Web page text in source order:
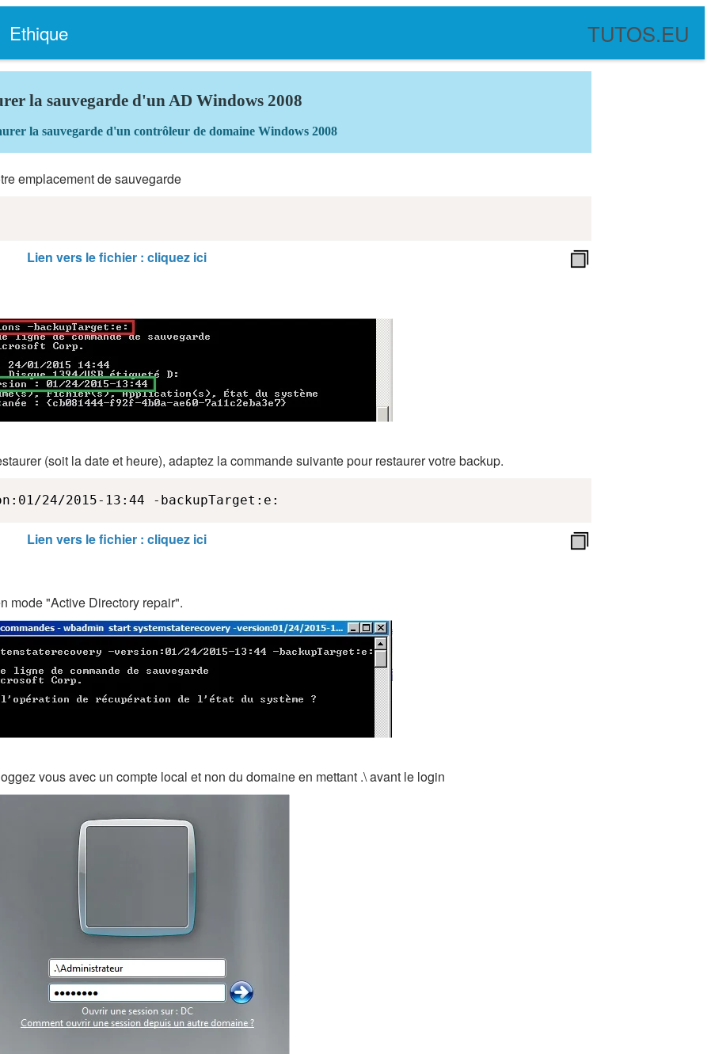
Ethique TUTOS.EU
la sauvegarde d'un AD Windows 2008
la sauvegarde d'un contrôleur de domaine Windows 2008
emplacement de sauvegarde
Lien vers le fichier : cliquez ici
(soit la date et heure), adaptez la commande suivante pour restaurer votre backup.
24/2015-13:44 -backupTarget:e:
Lien vers le fichier : cliquez ici
mode "Active Directory repair".
vous avec un compte local et non du domaine en mettant .\ avant le login